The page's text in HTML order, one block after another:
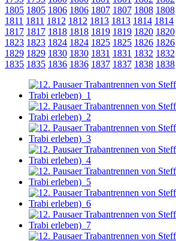
1805 1805 1806 1806 1807 1807 1808 1808
1811 1811 1812 1812 1813 1813 1814 1814
1817 1817 1818 1818 1819 1819 1820 1820
1823 1823 1824 1824 1825 1825 1826 1826
1829 1829 1830 1830 1831 1831 1832 1832
1835 1835 1836 1836 1837 1837 1838 1838